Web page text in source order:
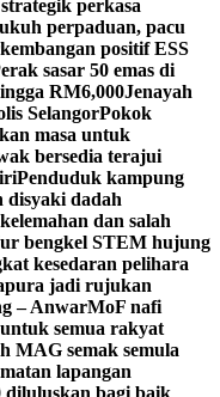
perkasa
perpaduan, pacu
positif ESS
sasar 50 emas di
RM6,000Jenayah
SelangorPokok
masa untuk
bersedia terajui
Penduduk kampung
disyaki dadah
dan salah
bengkel STEM hujung
kesedaran pelihara
jadi rujukan
– AnwarMoF nafi
semua rakyat
MAG semak semula
lapangan
diluluskan bagi baik